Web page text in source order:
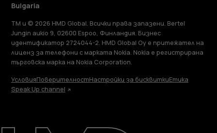
Ремонт, повторна употреба,
Bulgaria
TM и © 2026 HMD Global. Всички права запазени. Bertel
Jungin aukio 9, 02600 Espoo, Финландия. Бизнес
идентификатор 2724044-2. HMD Global Oy е притежател на
лиценз за телефони с марката Nokia. Nokia е регистрирана
търговска марка на Nokia Corporation.
УсловияПоверителностНастройки за бисквиткиЕтика
Speak Up channel